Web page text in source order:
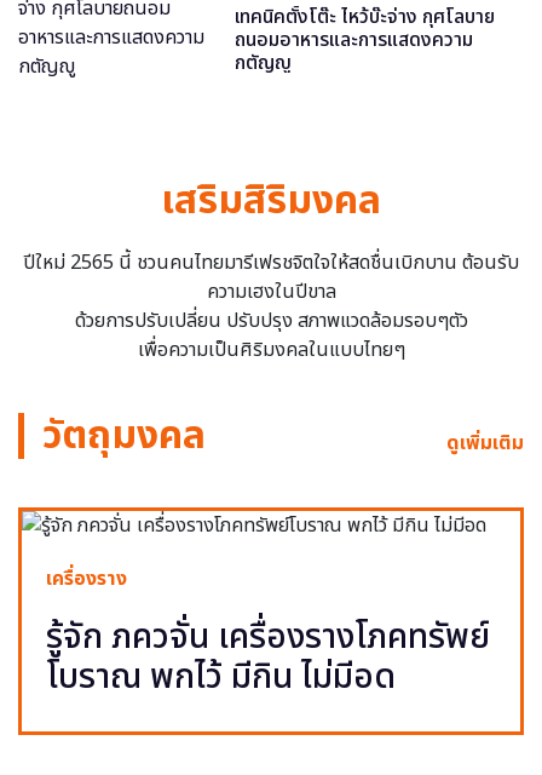
เทคนิคตั้งโต๊ะ ไหว้บ๊ะจ่าง กุศโลบาย
ถนอมอาหารและการแสดงความ
กตัญญู
เสริมสิริมงคล
ปีใหม่ 2565 นี้ ชวนคนไทยมารีเฟรชจิตใจให้สดชื่นเบิกบาน ต้อนรับ
ความเฮงในปีขาล
ด้วยการปรับเปลี่ยน ปรับปรุง สภาพแวดล้อมรอบๆตัว
เพื่อความเป็นศิริมงคลในแบบไทยๆ
วัตถุมงคล ดูเพิ่มเติม
เครื่องราง
รู้จัก ภควจั่น เครื่องรางโภคทรัพย์
โบราณ พกไว้ มีกิน ไม่มีอด